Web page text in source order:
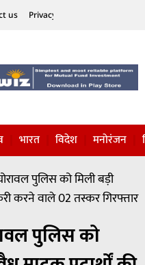
us Privacy Policy
भारत विदेश मनोरंजन
पुलिस को मिली बड़ी
करने वाले 02 तस्कर गिरफ्तार
पुलिस को